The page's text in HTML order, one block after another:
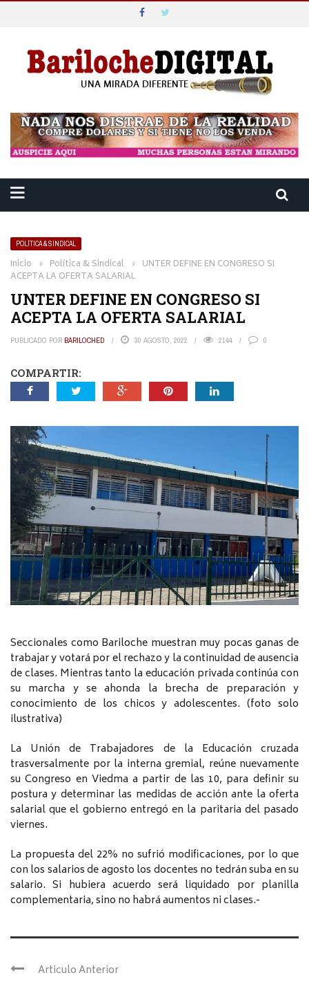
POLÍTICA & SINDICAL
Inicio › Política & Sindical › UNTER DEFINE EN CONGRESO SI
ACEPTA LA OFERTA SALARIAL
UNTER DEFINE EN CONGRESO SI
ACEPTA LA OFERTA SALARIAL
PUBLICADO POR BARILOCHED 30 AGOSTO, 2022 2144 0
COMPARTIR:
Seccionales como Bariloche muestran muy pocas ganas de
trabajar y votará por el rechazo y la continuidad de ausencia
de clases. Mientras tanto la educación privada continúa con
su marcha y se ahonda la brecha de preparación y
conocimiento de los chicos y adolescentes. (foto solo
ilustrativa)
La Unión de Trabajadores de la Educación cruzada
trasversalmente por la interna gremial, reúne nuevamente
su Congreso en Viedma a partir de las 10, para definir su
postura y determinar las medidas de acción ante la oferta
salarial que el gobierno entregó en la paritaria del pasado
viernes.
La propuesta del 22% no sufrió modificaciones, por lo que
con los salarios de agosto los docentes no tedrán suba en su
salario. Si hubiera acuerdo será liquidado por planilla
complementaria, sino no habrá aumentos ni clases.-
Articulo Anterior